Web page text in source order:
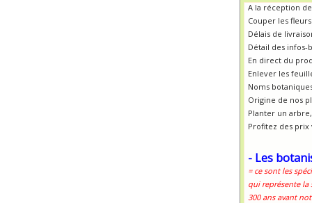
A la réception
Couper les
Délais de
Détail des infos-
En direct du
Enlever les
Noms
Origine de nos
Planter un
Profitez des
- Les
= ce sont les
qui représente la
300 ans avant